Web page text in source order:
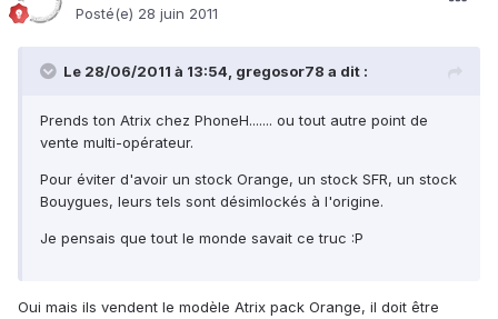
Posté(e) 28 juin 2011
Le 28/06/2011 à 13:54, gregosor78 a dit :
Prends ton Atrix chez PhoneH....... ou tout autre point de
vente multi-opérateur.
Pour éviter d'avoir un stock Orange, un stock SFR, un stock
Bouygues, leurs tels sont désimlockés à l'origine.
Je pensais que tout le monde savait ce truc :P
Oui mais ils vendent le modèle Atrix pack Orange, il doit être